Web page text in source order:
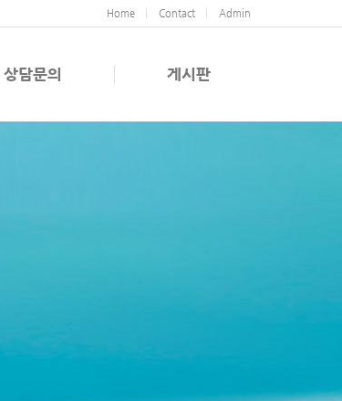
Home Contact Admin
담문의 게시판